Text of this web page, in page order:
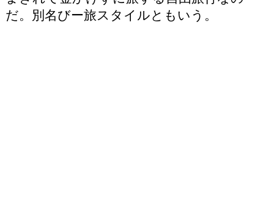
だ。別名びー旅スタイルともいう。